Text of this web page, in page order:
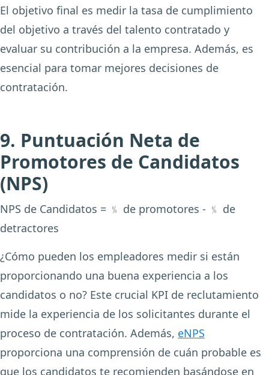
El objetivo final es medir la tasa de cumplimiento
del objetivo a través del talento contratado y
evaluar su contribución a la empresa. Además, es
esencial para tomar mejores decisiones de
contratación.
9. Puntuación Neta de
Promotores de Candidatos
(NPS)
NPS de Candidatos = ﹪ de promotores - ﹪ de
detractores
¿Cómo pueden los empleadores medir si están
proporcionando una buena experiencia a los
candidatos o no? Este crucial KPI de reclutamiento
mide la experiencia de los solicitantes durante el
proceso de contratación. Además, eNPS
proporciona una comprensión de cuán probable es
que los candidatos te recomienden basándose en